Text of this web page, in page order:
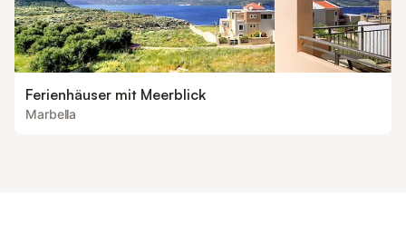
Ferienhäuser mit Meerblick
Marbella